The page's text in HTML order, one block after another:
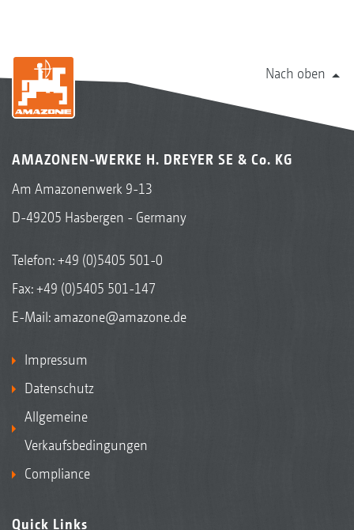
Nach oben
AMAZONEN-WERKE H. DREYER SE & Co. KG
Am Amazonenwerk 9-13
D-49205 Hasbergen - Germany
Telefon:+49 (0)5405 501-0
Fax: +49 (0)5405 501-147
E-Mail: amazone@amazone.de
Impressum
Datenschutz
Allgemeine
Verkaufsbedingungen
Compliance
Quick Links